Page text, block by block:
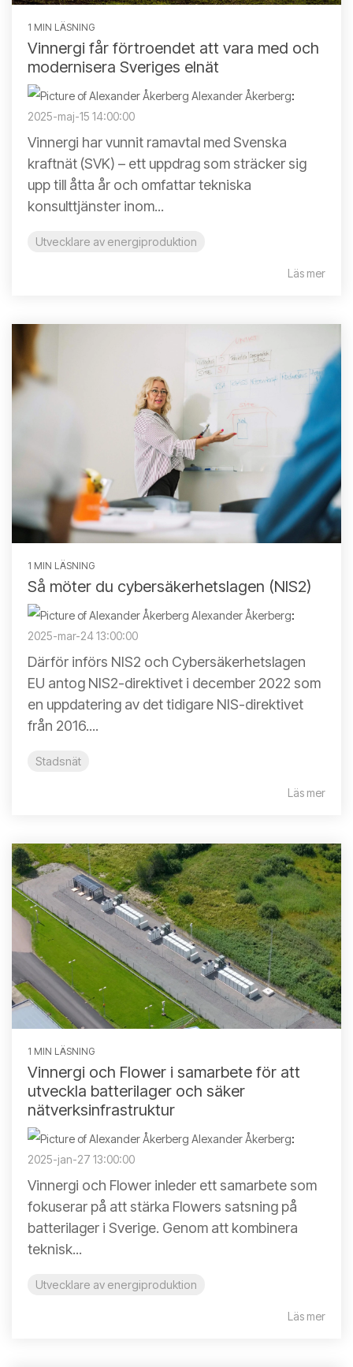
1 MIN LÄSNING
Vinnergi får förtroendet att vara med och
modernisera Sveriges elnät
Alexander Åkerberg:
2025-maj-15 14:00:00
Vinnergi har vunnit ramavtal med Svenska
kraftnät (SVK) – ett uppdrag som sträcker sig
upp till åtta år och omfattar tekniska
konsulttjänster inom...
Utvecklare av energiproduktion
Läs mer
1 MIN LÄSNING
Så möter du cybersäkerhetslagen (NIS2)
Alexander Åkerberg:
2025-mar-24 13:00:00
Därför införs NIS2 och Cybersäkerhetslagen
EU antog NIS2-direktivet i december 2022 som
en uppdatering av det tidigare NIS-direktivet
från 2016....
Stadsnät
Läs mer
1 MIN LÄSNING
Vinnergi och Flower i samarbete för att
utveckla batterilager och säker
nätverksinfrastruktur
Alexander Åkerberg:
2025-jan-27 13:00:00
Vinnergi och Flower inleder ett samarbete som
fokuserar på att stärka Flowers satsning på
batterilager i Sverige. Genom att kombinera
teknisk...
Utvecklare av energiproduktion
Läs mer